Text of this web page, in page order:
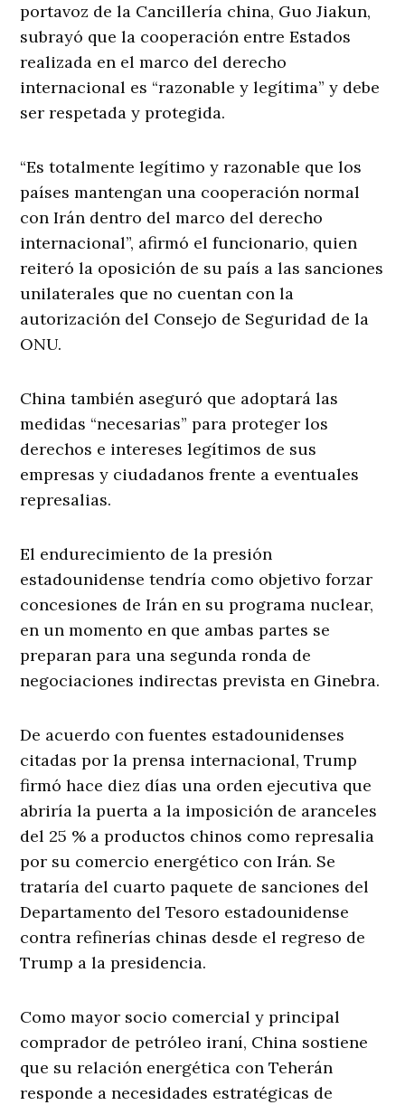
portavoz de la Cancillería china, Guo Jiakun,
subrayó que la cooperación entre Estados
realizada en el marco del derecho
internacional es “razonable y legítima” y debe
ser respetada y protegida.
“Es totalmente legítimo y razonable que los
países mantengan una cooperación normal
con Irán dentro del marco del derecho
internacional”, afirmó el funcionario, quien
reiteró la oposición de su país a las sanciones
unilaterales que no cuentan con la
autorización del Consejo de Seguridad de la
ONU.
China también aseguró que adoptará las
medidas “necesarias” para proteger los
derechos e intereses legítimos de sus
empresas y ciudadanos frente a eventuales
represalias.
El endurecimiento de la presión
estadounidense tendría como objetivo forzar
concesiones de Irán en su programa nuclear,
en un momento en que ambas partes se
preparan para una segunda ronda de
negociaciones indirectas prevista en Ginebra.
De acuerdo con fuentes estadounidenses
citadas por la prensa internacional, Trump
firmó hace diez días una orden ejecutiva que
abriría la puerta a la imposición de aranceles
del 25 % a productos chinos como represalia
por su comercio energético con Irán. Se
trataría del cuarto paquete de sanciones del
Departamento del Tesoro estadounidense
contra refinerías chinas desde el regreso de
Trump a la presidencia.
Como mayor socio comercial y principal
comprador de petróleo iraní, China sostiene
que su relación energética con Teherán
responde a necesidades estratégicas de